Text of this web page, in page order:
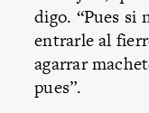
digo. “Pues si
entrarle al
agarrar
pues”.